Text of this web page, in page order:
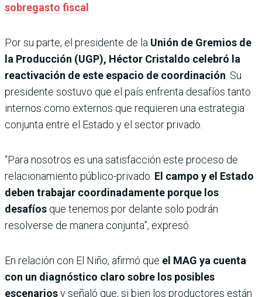
sobregasto fiscal
Por su parte, el presidente de la Unión de Gremios de
la Producción (UGP), Héctor Cristaldo celebró la
reactivación de este espacio de coordinación . Su
presidente sostuvo que el país enfrenta desafíos tanto
internos como externos que requieren una estrategia
conjunta entre el Estado y el sector privado.
“Para nosotros es una satisfacción este proceso de
relacionamiento público-privado. El campo y el Estado
deben trabajar coordinadamente porque los
desafíos que tenemos por delante solo podrán
resolverse de manera conjunta”, expresó.
En relación con El Niño, afirmó que el MAG ya cuenta
con un diagnóstico claro sobre los posibles
escenariosy señaló que, si bien los productores están